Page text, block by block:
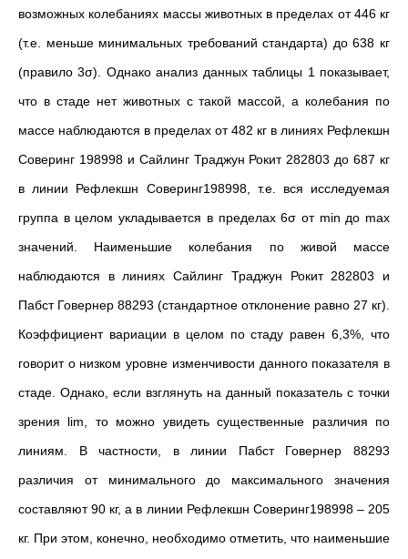
возможных колебаниях массы животных в пределах от 446 кг
(т.е. меньше минимальных требований стандарта) до 638 кг
(правило 3σ). Однако анализ данных таблицы 1 показывает,
что в стаде нет животных с такой массой, а колебания по
массе наблюдаются в пределах от 482 кг в линиях Рефлекшн
Соверинг 198998 и Сайлинг Траджун Рокит 282803 до 687 кг
в линии Рефлекшн Соверинг198998, т.е. вся исследуемая
группа в целом укладывается в пределах 6σ от min до max
значений. Наименьшие колебания по живой массе
наблюдаются в линиях Сайлинг Траджун Рокит 282803 и
Пабст Говернер 88293 (стандартное отклонение равно 27 кг).
Коэффициент вариации в целом по стаду равен 6,3%, что
говорит о низком уровне изменчивости данного показателя в
стаде. Однако, если взглянуть на данный показатель с точки
зрения lim, то можно увидеть существенные различия по
линиям. В частности, в линии Пабст Говернер 88293
различия от минимального до максимального значения
составляют 90 кг, а в линии Рефлекшн Соверинг198998 – 205
кг. При этом, конечно, необходимо отметить, что наименьшие